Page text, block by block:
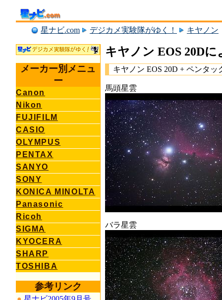
星ナビ.com デジカメ実験隊がゆく！ キヤノン
メーカー別メニュ
ー
Canon
Nikon
FUJIFILM
CASIO
OLYMPUS
PENTAX
SANYO
SONY
KONICA MINOLTA
Panasonic
Ricoh
SIGMA
KYOCERA
SHARP
TOSHIBA
参考リンク
キヤノン EOS 20D
キヤノン EOS 20D + ペンタッ
馬頭星雲
バラ星雲